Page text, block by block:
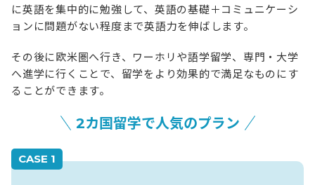
に英語を集中的に勉強して、 英語の基礎＋コミュニケーシ
ョンに問題がない程度まで英語力を伸ばします。
その後に欧米圏へ行き、ワーホリや語学留学、専門・大学
へ進学に行くことで、 留学をより効果的で満足なものにす
ることができます。
2カ国留学で人気のプラン
CASE 1